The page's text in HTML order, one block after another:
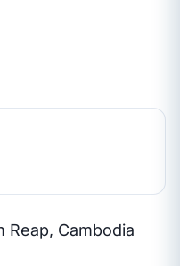
Reap, Cambodia